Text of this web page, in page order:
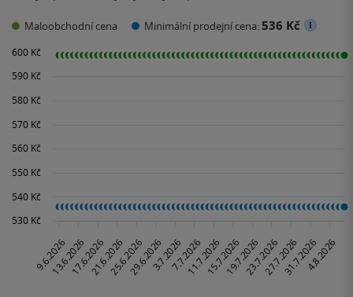
Maloobchodní cena Minimální prodejní cena:536 Kč